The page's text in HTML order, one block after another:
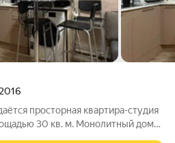
просторная квартира-студия
30 кв. м. Монолитный дом